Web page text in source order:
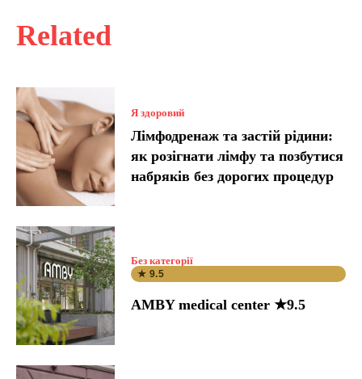
Related
Я здоровий
Лімфодренаж та застій рідини:
як розігнати лімфу та позбутися
набряків без дорогих процедур
Без категорії
★ 9.5
AMBY medical center ★9.5